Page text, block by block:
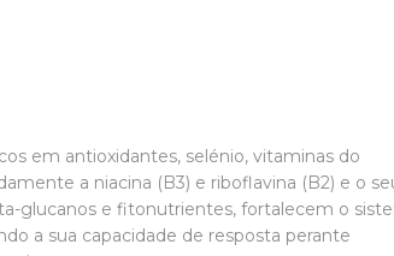
em antioxidantes, selénio, vitaminas do
a niacina (B3) e riboflavina (B2) e o
glucanos e fitonutrientes, fortalecem o
a sua capacidade de resposta perante